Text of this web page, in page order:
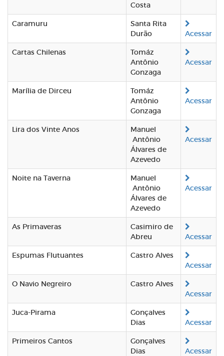
Costa
Caramuru
Santa Rita
Durão
Acessar
Cartas Chilenas
Tomáz
Antônio
Gonzaga
Acessar
Marília de Dirceu
Tomáz
Antônio
Gonzaga
Acessar
Lira dos Vinte Anos
Manuel
Antônio
Álvares de
Azevedo
Acessar
Noite na Taverna
Manuel
Antônio
Álvares de
Azevedo
Acessar
As Primaveras
Casimiro de
Abreu
Acessar
Espumas Flutuantes
Castro Alves
Acessar
O Navio Negreiro
Castro Alves
Acessar
Juca-Pirama
Gonçalves
Dias
Acessar
Primeiros Cantos
Gonçalves
Dias
Acessar